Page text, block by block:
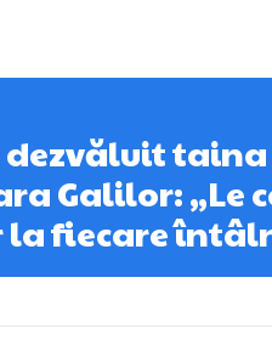
dezvăluit
Galilor: „Le
fiecare